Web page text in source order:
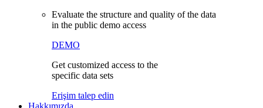
Evaluate the structure and quality of the data
in the public demo access
DEMO
Get customized access to the
specific data sets
Erişim talep edin
Hakkımızda